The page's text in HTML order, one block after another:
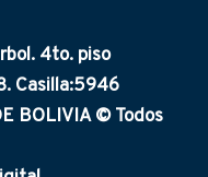
4to. piso
Casilla:5946
BOLIVIA © Todos